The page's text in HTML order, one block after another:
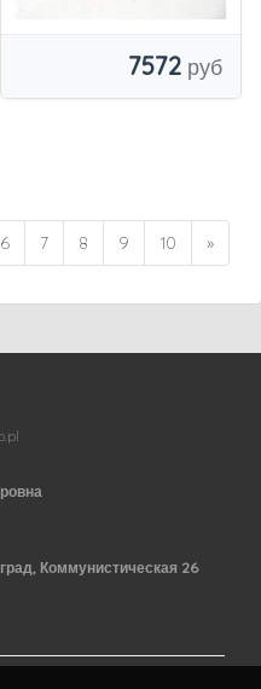
7572
6 7 8 9 10 »
Коммунистическая 26